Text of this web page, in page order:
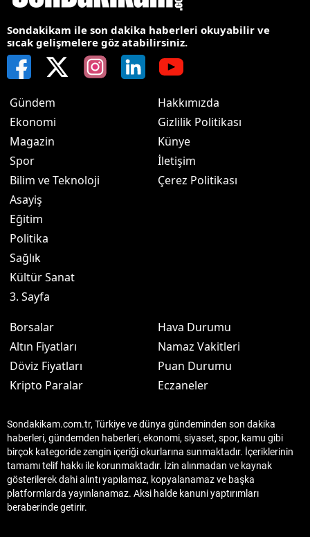
Sondakikam ile son dakika haberleri okuyabilir ve
sıcak gelişmelere göz atabilirsiniz.
Gündem
Ekonomi
Magazin
Spor
Bilim ve Teknoloji
Asayiş
Eğitim
Politika
Sağlık
Kültür Sanat
3. Sayfa
Hakkımızda
Gizlilik Politikası
Künye
İletişim
Çerez Politikası
Borsalar
Altın Fiyatları
Döviz Fiyatları
Kripto Paralar
Hava Durumu
Namaz Vakitleri
Puan Durumu
Eczaneler
Sondakikam.com.tr, Türkiye ve dünya gündeminden son dakika
haberleri, gündemden haberleri, ekonomi, siyaset, spor, kamu gibi
birçok kategoride zengin içeriği okurlarına sunmaktadır. İçeriklerinin
tamamı telif hakkı ile korunmaktadır. İzin alınmadan ve kaynak
gösterilerek dahi alıntı yapılamaz, kopyalanamaz ve başka
platformlarda yayınlanamaz. Aksi halde kanuni yaptırımları
beraberinde getirir.